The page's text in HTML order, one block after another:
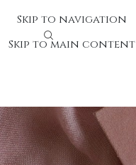
Skip to navigation
Skip to main content